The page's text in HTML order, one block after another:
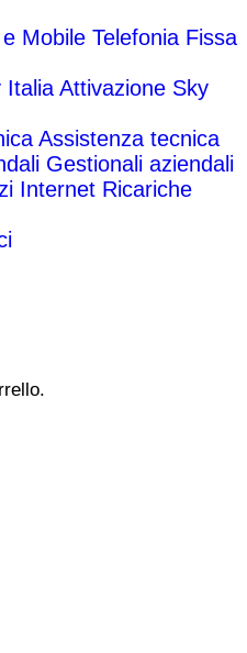
Mobile Telefonia Fissa
Italia Attivazione Sky
Assistenza tecnica
Gestionali aziendali
Internet Ricariche